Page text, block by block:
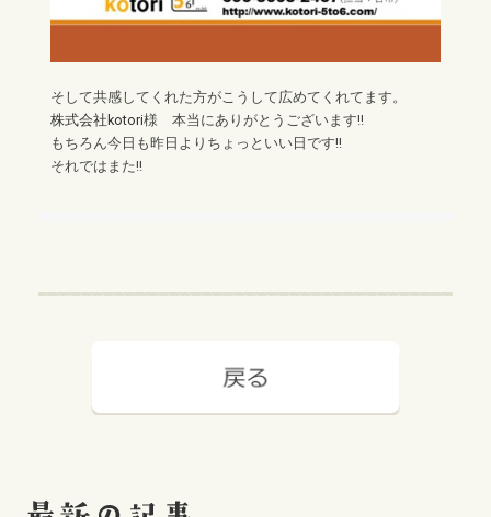
そして共感してくれた方がこうして広めてくれてます。
株式会社kotori様 本当にありがとうございます!!
もちろん今日も昨日よりちょっといい日です!!
それではまた!!